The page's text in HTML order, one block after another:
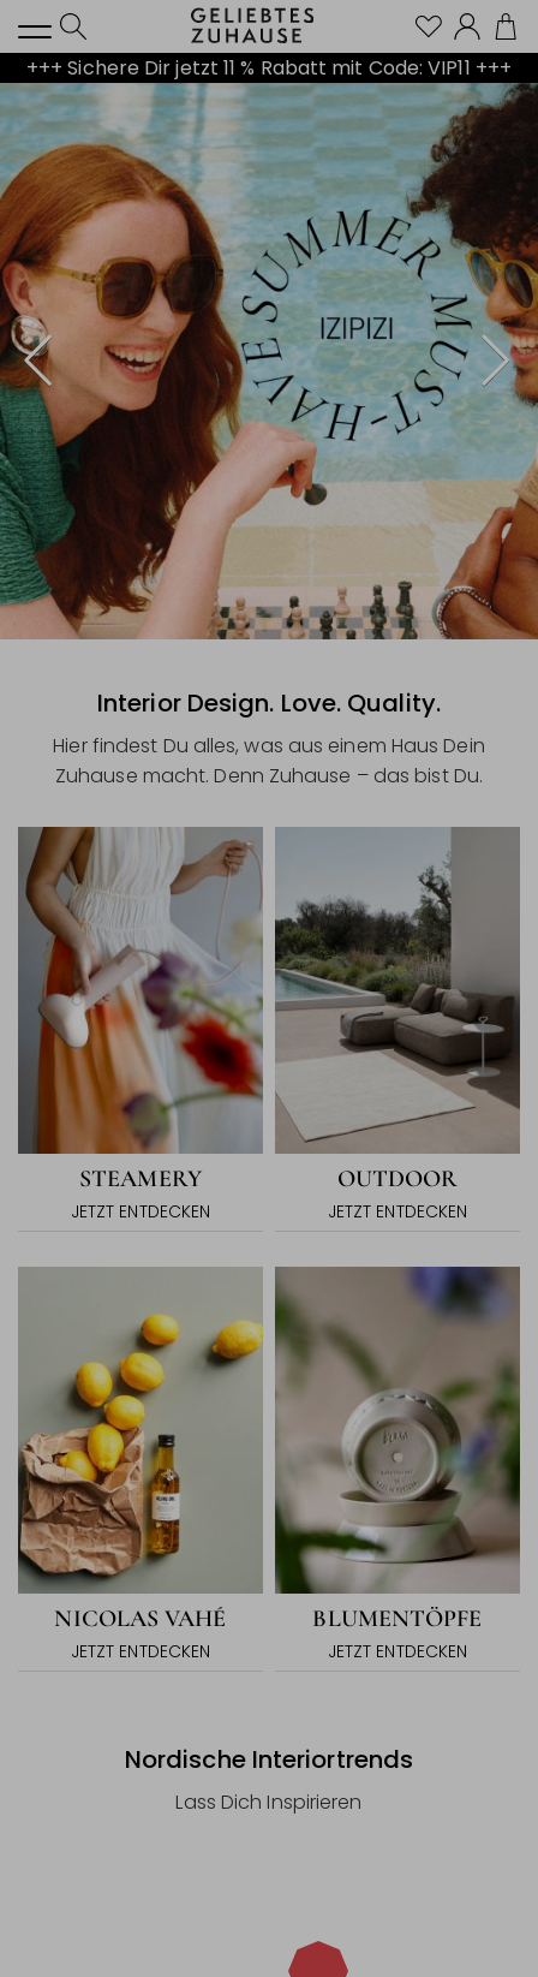
+++ Sichere Dir jetzt 11 % Rabatt mit Code: VIP11 +++
Interior Design. Love. Quality.
Hier findest Du alles, was aus einem Haus Dein
Zuhause macht. Denn Zuhause – das bist Du.
STEAMERY
JETZT ENTDECKEN
OUTDOOR
JETZT ENTDECKEN
NICOLAS VAHÉ
JETZT ENTDECKEN
BLUMENTÖPFE
JETZT ENTDECKEN
Nordische Interiortrends
Lass Dich Inspirieren